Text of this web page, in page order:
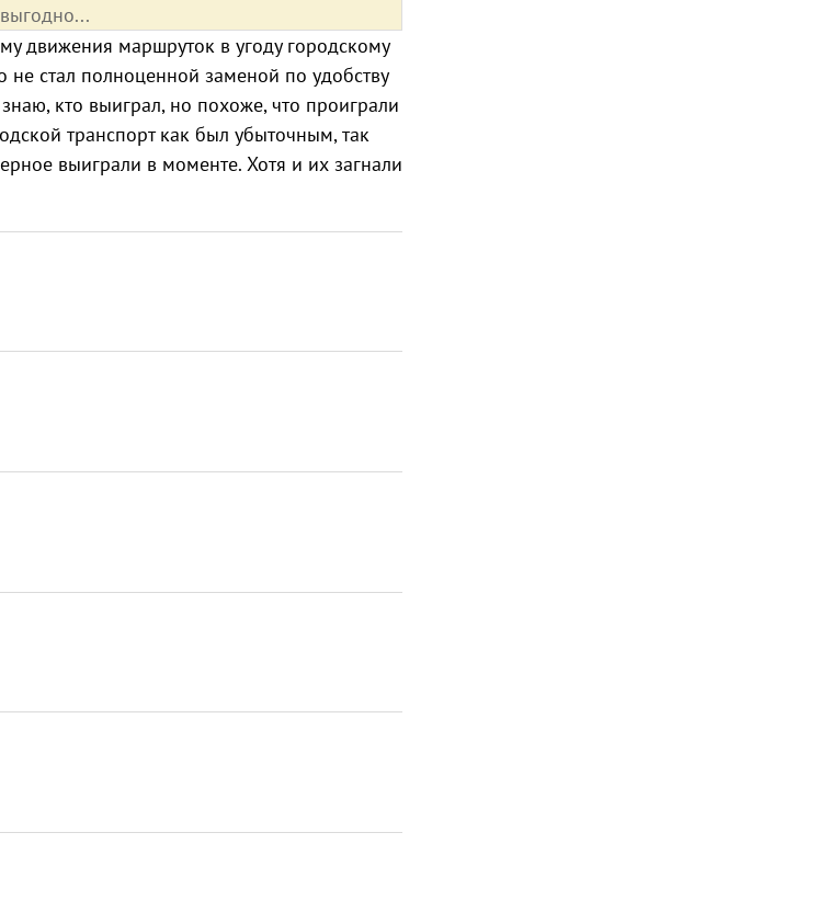
движения маршруток в угоду городскому
не стал полноценной заменой по удобству
кто выиграл, но похоже, что проиграли
транспорт как был убыточным, так
выиграли в моменте. Хотя и их загнали